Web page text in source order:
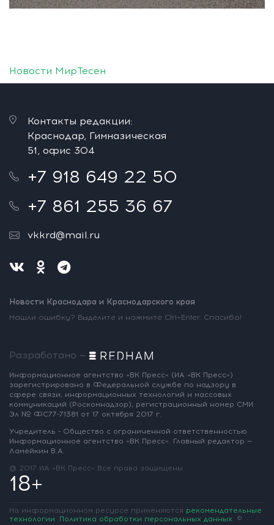
Новости МирТесен
Контакты редакции:
Краснодар, Гимназическая
51, офис 304
+7 918 649 22 50
+7 861 255 36 67
vkkrd@mail.ru
Новости Краснодара и Краснодарского края
Нашли ошибку? Выделите и нажмите Ctrl+Enter. Спасибо!
Разработано —
Информационное агентство «ВК Пресс» (ИА «ВК Пресс»)
зарегистрировано в Федеральной службе по надзору в
сфере связи, информационных технологий и массовых
коммуникаций (Роскомнадзор), регистрационный номер СМИ:
Эл № ФС77-71381 от 17 октября 2017 г.
Учредитель - Общество с ограниченной ответственностью
Информационное агентство «ВК Пресс». Главный редактор —
Ламейкин В.А.
@ 2017 ИА «ВК Пресс» Все права защищены
18+
На информационном ресурсе применяются рекомендательные
технологии. Политика обработки персональных данных. ©